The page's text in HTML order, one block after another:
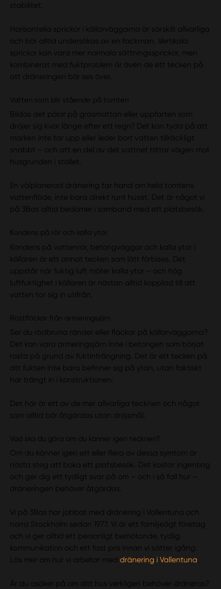
stabilitet.
Horisontella sprickor i källarväggarna är särskilt allvarliga
och bör alltid undersökas av en fackman. Vertikala
sprickor kan vara mer normala sättningssprickor, men
kombinerat med fuktproblem är även de ett tecken på
att dräneringen bör ses över.
Vatten som blir stående på tomten
Bildas det pölar på gräsmattan eller uppfarten som
dröjer sig kvar länge efter ett regn? Det kan tyda på att
marken inte tar upp eller leder bort vatten tillräckligt
snabbt – och att en del av det vattnet hittar vägen mot
husgrunden i stället.
En välplanerad dränering tar hand om hela tomtens
vattenflöde, inte bara direkt runt huset. Det är något vi
på 3Bas alltid bedömer i samband med ett platsbesök.
Kondens på rör och kalla ytor
Kondens på vattenrör, betongväggar och kalla ytor i
källaren är ett annat tecken som lätt förbises. Det
uppstår när fuktig luft möter kalla ytor – och hög
luftfuktighet i källaren är nästan alltid kopplad till att
vatten tar sig in utifrån.
Rostfläckar från armeringsjärn
Ser du rödbruna ränder eller fläckar på källarväggarna?
Det kan vara armeringsjärn inne i betongen som börjat
rosta på grund av fuktinträngning. Det är ett tecken på
att fukten inte bara befinner sig på ytan, utan faktiskt
har trängt in i konstruktionen.
Det här är ett av de mer allvarliga tecknen och något
som alltid bör åtgärdas utan dröjsmål.
Vad ska du göra om du känner igen tecknen?
Om du känner igen ett eller flera av dessa symtom är
nästa steg att boka ett platsbesök. Det kostar ingenting
och ger dig ett tydligt svar på om – och i så fall hur –
dräneringen behöver åtgärdas.
Vi på 3Bas har jobbat med dränering i Vallentuna och
norra Stockholm sedan 1977. Vi är ett familjeägt företag
och vi ger alltid ett personligt bemötande, tydlig
kommunikation och ett fast pris innan vi sätter igång.
Läs mer om hur vi arbetar meddränering i Vallentuna.
Är du osäker på om ditt hus verkligen behöver dräneras?